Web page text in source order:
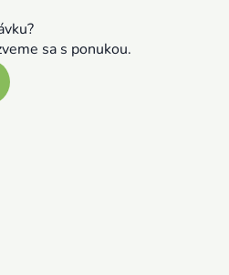
sa s ponukou.